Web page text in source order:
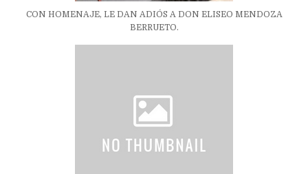
CON HOMENAJE, LE DAN ADIÓS A DON ELISEO MENDOZA
BERRUETO.